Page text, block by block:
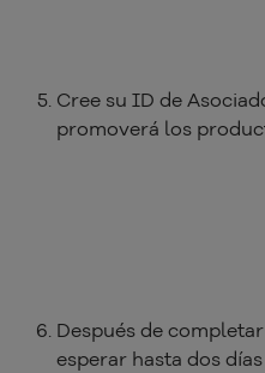
Cree su ID de
promoverá los
Después de
esperar hasta dos